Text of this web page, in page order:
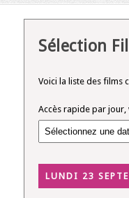
Sélection
Voici la liste des films
Accès rapide par
LUNDI 23